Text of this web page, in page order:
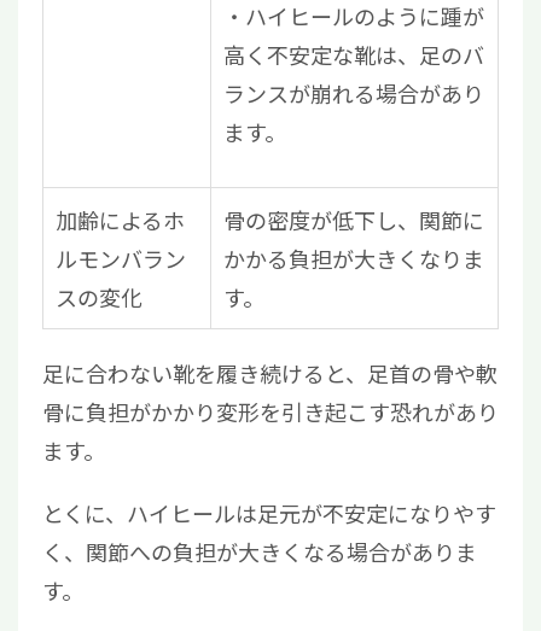
ハイヒールのように踵が
高く不安定な靴は、足のバ
ランスが崩れる場合があり
ます。
加齢によるホ
ルモンバラン
スの変化
骨の密度が低下し、関節に
かかる負担が大きくなりま
す。
足に合わない靴を履き続けると、足首の骨や軟
骨に負担がかかり変形を引き起こす恐れがあり
ます。
とくに、ハイヒールは足元が不安定になりやす
く、関節への負担が大きくなる場合がありま
す。